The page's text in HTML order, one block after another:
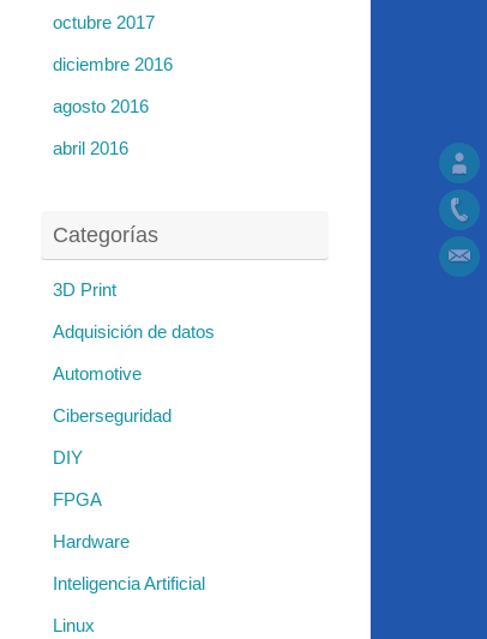
octubre 2017
diciembre 2016
agosto 2016
abril 2016
Categorías
3D Print
Adquisición de datos
Automotive
Ciberseguridad
DIY
FPGA
Hardware
Inteligencia Artificial
Linux